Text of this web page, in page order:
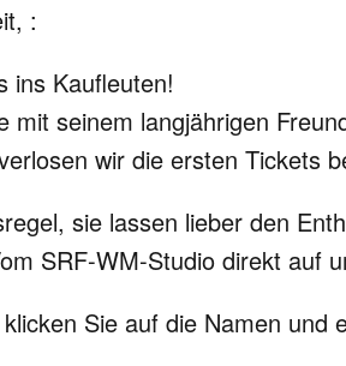
:
ins Kaufleuten!
mit seinem langjährigen
wir die ersten Tickets
sie lassen lieber den
SRF-WM-Studio direkt auf
Sie auf die Namen und